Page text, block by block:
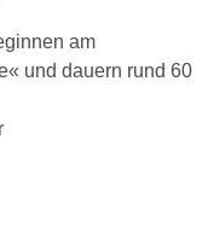
am
und dauern rund 60